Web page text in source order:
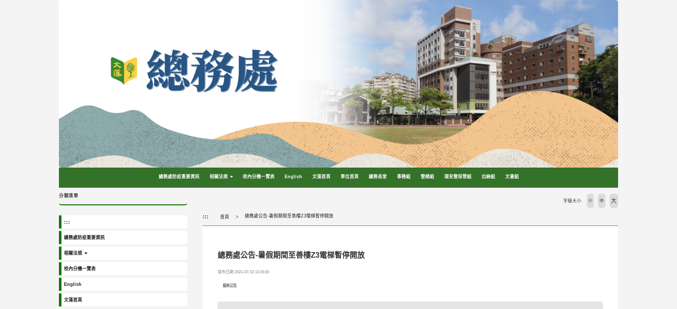
總務處防疫重要資訊 相關法規 校內分機一覽表 English 文藻首頁 單位首頁 總務長室 事務組 營繕組 環安暨保管組 出納組 文書組
分類清單
:::
總務處防疫重要資訊
相關法規
校內分機一覽表
English
文藻首頁
::: 首頁 總務處公告-暑假期間至善樓Z3電梯暫停開放
字級大小 小 中 大
總務處公告-暑假期間至善樓Z3電梯暫停開放
發布日期 2021-07-02 13:16:00
最新公告